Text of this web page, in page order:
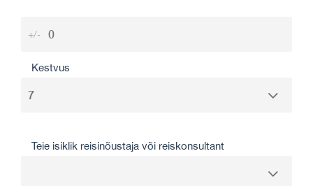
+/-
Kestvus
Teie isiklik reisinõustaja või reiskonsultant